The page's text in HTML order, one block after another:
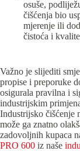
osuše,
čišćenja bio
mjerenje ili
čistoća i
Važno je slijediti
propise i preporuke
osigurala pravilna i
industrijskim
Industrijsko čišćenje
može ga znatno
zadovoljnih kupaca
PRO 600 iz naše